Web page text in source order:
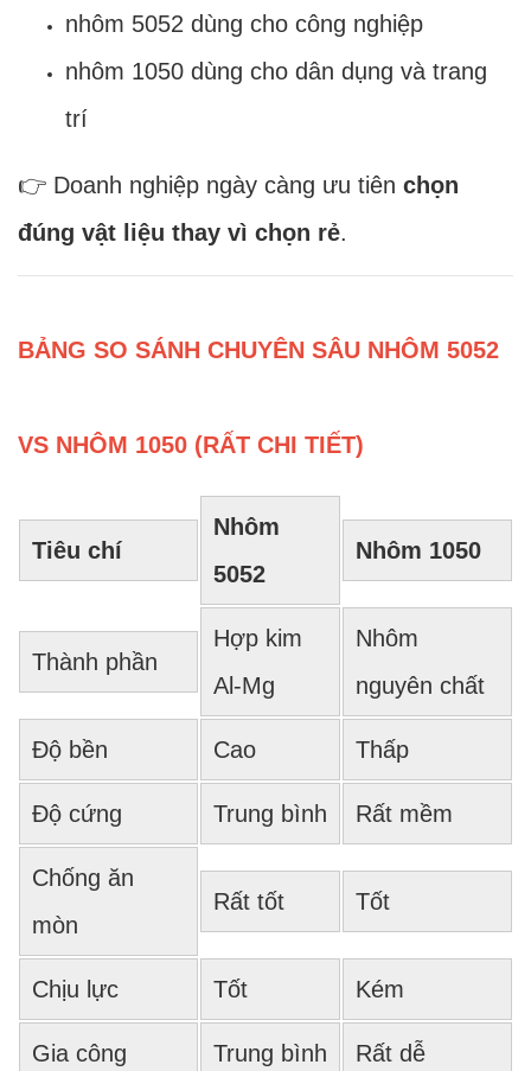
nhôm 5052 dùng cho công nghiệp
nhôm 1050 dùng cho dân dụng và trang
trí
👉 Doanh nghiệp ngày càng ưu tiên chọn
đúng vật liệu thay vì chọn rẻ.
BẢNG SO SÁNH CHUYÊN SÂU NHÔM 5052
VS NHÔM 1050 (RẤT CHI TIẾT)
Tiêu chí
Nhôm
5052
Nhôm 1050
Thành phần
Hợp kim
Al-Mg
Nhôm
nguyên chất
Độ bền Cao Thấp
Độ cứng Trung bình Rất mềm
Chống ăn
mòn
Rất tốt Tốt
Chịu lực Tốt Kém
Gia công Trung bình Rất dễ